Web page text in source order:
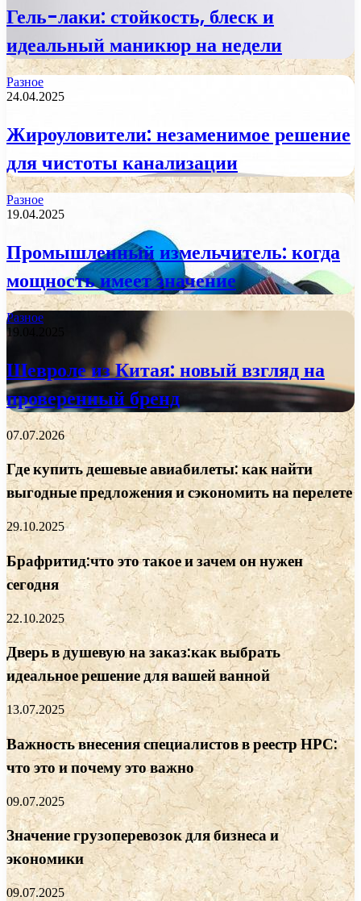
Гель-лаки: стойкость, блеск и
идеальный маникюр на недели
Разное
24.04.2025
Жироуловители: незаменимое решение
для чистоты канализации
Разное
19.04.2025
Промышленный измельчитель: когда
мощность имеет значение
Разное
19.04.2025
Шевроле из Китая: новый взгляд на
проверенный бренд
07.07.2026
Где купить дешевые авиабилеты: как найти
выгодные предложения и сэкономить на перелете
29.10.2025
Брафритид:что это такое и зачем он нужен
сегодня
22.10.2025
Дверь в душевую на заказ:как выбрать
идеальное решение для вашей ванной
13.07.2025
Важность внесения специалистов в реестр НРС:
что это и почему это важно
09.07.2025
Значение грузоперевозок для бизнеса и
экономики
09.07.2025